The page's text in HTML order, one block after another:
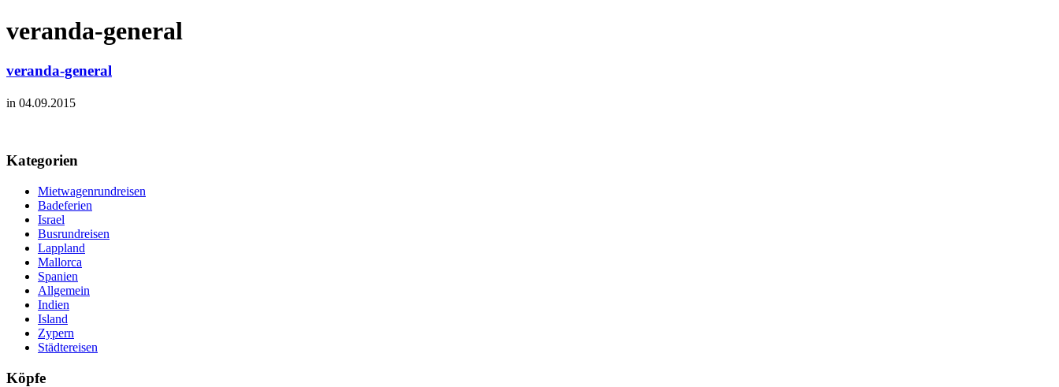
veranda-general
veranda-general
in 04.09.2015
Kategorien
Mietwagenrundreisen
Badeferien
Israel
Busrundreisen
Lappland
Mallorca
Spanien
Allgemein
Indien
Island
Zypern
Städtereisen
Köpfe